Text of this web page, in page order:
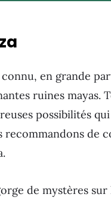
en grande
ruines mayas.
possibilités qui
recommandons de
de mystères sur